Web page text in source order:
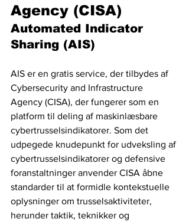
Agency (CISA)
Automated Indicator
Sharing (AIS)
AIS er en gratis service, der tilbydes af
Cybersecurity and Infrastructure
Agency (CISA), der fungerer som en
platform til deling af maskinlæsbare
cybertrusselsindikatorer. Som det
udpegede knudepunkt for udveksling af
cybertrusselsindikatorer og defensive
foranstaltninger anvender CISA åbne
standarder til at formidle kontekstuelle
oplysninger om trusselsaktiviteter,
herunder taktik, teknikker og